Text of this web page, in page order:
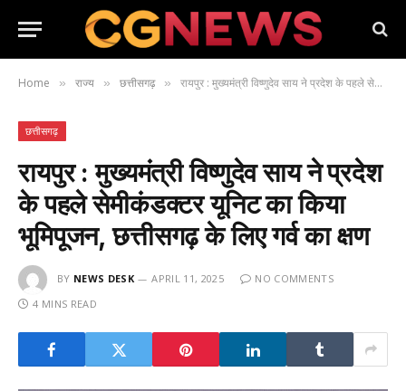
Home » राज्य » छत्तीसगढ़ » रायपुर : मुख्यमंत्री विष्णुदेव साय ने प्रदेश के पहले सेमीकंडक्टर यूनिट का किया भूमिपूजन, छत्तीसगढ़ के लिए गर्व का क्षण
छत्तीसगढ़
रायपुर : मुख्यमंत्री विष्णुदेव साय ने प्रदेश
के पहले सेमीकंडक्टर यूनिट का किया
भूमिपूजन, छत्तीसगढ़ के लिए गर्व का क्षण
BY NEWS DESK APRIL 11, 2025
NO COMMENTS
4 MINS READ